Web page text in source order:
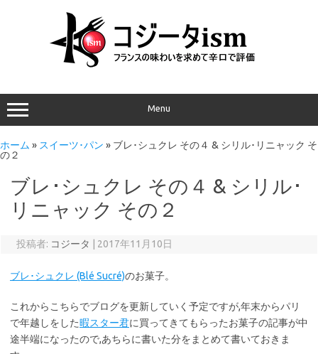
Menu
ホーム » スイーツ･パン » ブレ･シュクレ その４ & シリル･リニャック そ
の２
ブレ･シュクレ その４ & シリル･
リニャック その２
投稿者: コジータ 2017年11月10日
ブレ･シュクレ (Blé Sucré)のお菓子。
これからこちらでブログを更新していく予定ですが,年末からパリ
で年越しをした暇スター君に買ってきてもらったお菓子の記事が中
途半端になったので,あちらに書いた分をまとめて書いておきま